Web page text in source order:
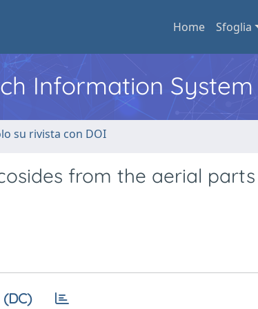
Home Sfoglia
Information System
su rivista con DOI
from the aerial